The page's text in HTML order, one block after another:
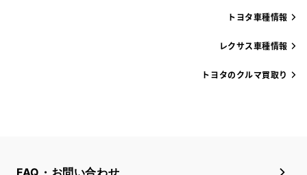
トヨタ車種情報
レクサス車種情報
トヨタのクルマ買取り